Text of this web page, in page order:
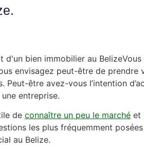
Vous
envisagez peut-être de
Peut-être avez-vous l’intention
entreprise.
de connaître un peu le marché et
les plus fréquemment posées
au Belize.